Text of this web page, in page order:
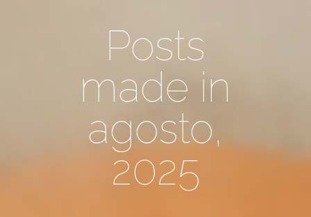
Posts
made in
agosto,
2025